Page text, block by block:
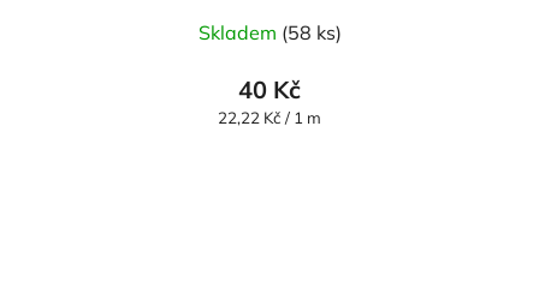
Skladem (58 ks)
40 Kč
Měrná
22,22 Kč / 1 m